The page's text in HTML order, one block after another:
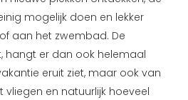
mogelijk doen en lekker
aan het zwembad. De
hangt er dan ook helemaal
eruit ziet, maar ook van
en natuurlijk hoeveel